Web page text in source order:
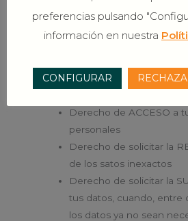
ejercitar los siguientes
Derecho a revocar en
Derecho de ACCESO a
personales
Derecho de solicitar la
de los satos inexactos
Derecho de solicitar la
tus datos, cuando, entre
los datos ya no sean
preferencias pulsando
información en nuestra
CONFIGURAR